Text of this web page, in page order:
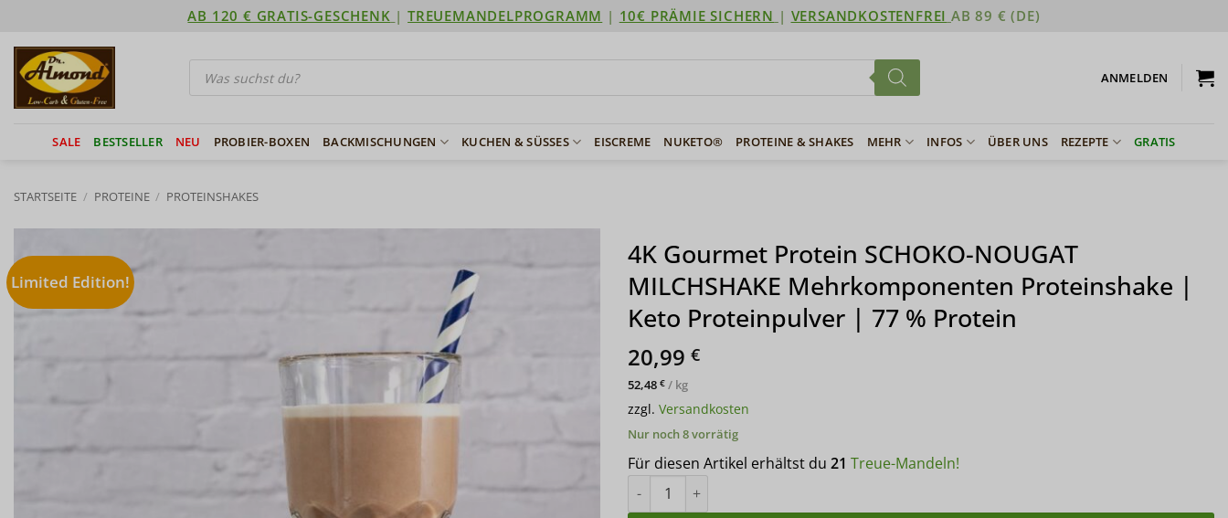
springen
AB 120 € GRATIS-GESCHENK |TREUEMANDELPROGRAMM | 10€ PRÄMIE SICHERN | VERSANDKOSTENFREI AB 89 € (DE)
Products
search ANMELDEN
SALE BESTSELLER NEU PROBIER-BOXEN BACKMISCHUNGEN KUCHEN & SÜSSES EISCREME NUKETO® PROTEINE & SHAKES MEHR INFOS ÜBER UNS REZEPTE GRATIS
STARTSEITE / PROTEINE / PROTEINSHAKES
Limited Edition!
4K Gourmet Protein SCHOKO-NOUGAT
MILCHSHAKE Mehrkomponenten Proteinshake |
Keto Proteinpulver | 77 % Protein
20,99 €
52,48 € / kg
zzgl. Versandkosten
Nur noch 8 vorrätig
Für diesen Artikel erhältst du 21 Treue-Mandeln!
4K Gourmet Protein SCHOKO-NOUGAT MILCHSHAKE Mehrkomponenten Proteinshake | Keto